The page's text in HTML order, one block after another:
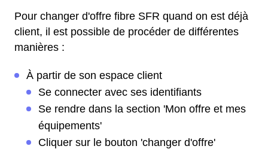
Pour changer d'offre fibre SFR quand on est déjà
client, il est possible de procéder de différentes
manières :
À partir de son espace client
Se connecter avec ses identifiants
Se rendre dans la section 'Mon offre et mes
équipements'
Cliquer sur le bouton 'changer d'offre'